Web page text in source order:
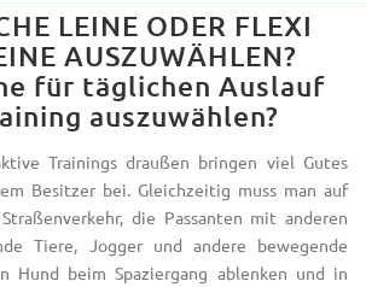
LEINE ODER FLEXI
AUSZUWÄHLEN?
für täglichen Auslauf
auszuwählen?
Trainings draußen bringen viel Gutes
Besitzer bei. Gleichzeitig muss man auf
die Passanten mit anderen
Tiere, Jogger und andere bewegende
Hund beim Spaziergang ablenken und in